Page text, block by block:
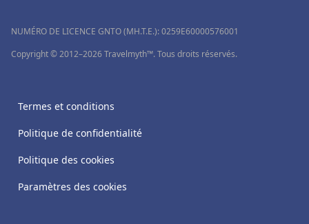
NUMÉRO DE LICENCE GNTO (MH.T.E.): 0259Ε60000576001
Copyright © 2012–2026 Travelmyth™. Tous droits réservés.
Termes et conditions
Politique de confidentialité
Politique des cookies
Paramètres des cookies